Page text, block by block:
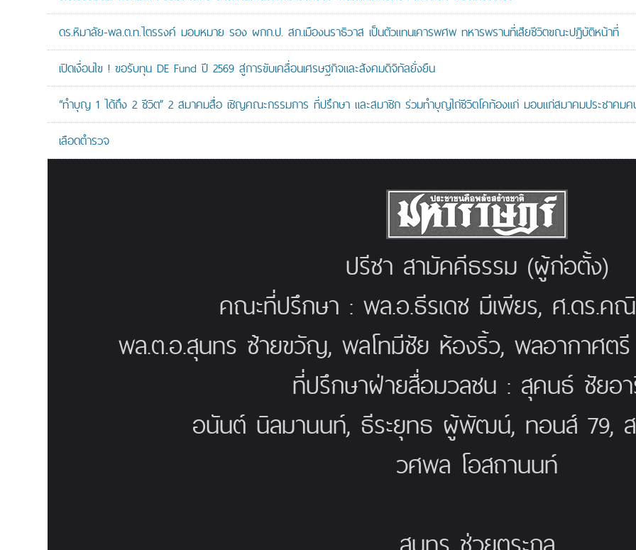
ดร.หิมาลัย-พล.ต.ท.ไตรรงค์ มอบหมาย รอง ผกก.ป. สภ.เมืองนราธิวาส เป็นตัวแทนเคารพศพ ทหารพรานที่เสียชีวิตขณะปฏิบัติหน้าที่
เปิดเงื่อนไข ! ขอรับทุน DE Fund ปี 2569 สู่การขับเคลื่อนเศรษฐกิจและสังคมดิจิทัลยั่งยืน
“ทำบุญ 1 ได้ถึง 2 ชีวิต” 2 สมาคมสื่อ เชิญคณะกรรมการ ที่ปรึกษา และสมาชิก ร่วมทำบุญไถ่ชีวิตโคท้องแก่ มอบแก่สมาคมประชาคมค
เลือดตำรวจ
ปรีชา สามัคคีธรรม (ผู้ก่อตั้ง)
คณะที่ปรึกษา : พล.อ.ธีรเดช มีเพียร, ศ.ดร.
พล.ต.อ.สุนทร ซ้ายขวัญ, พลโทมีชัย ห้องริ้ว, พลอากาศ
ที่ปรึกษาฝ่ายสื่อมวลชน : สุคนธ์ ชัยอ
อนันต์ นิลมานนท์, ธีระยุทธ ผู้พัฒน์, ทอนส์ 79,
วศพล โอสถานนท์